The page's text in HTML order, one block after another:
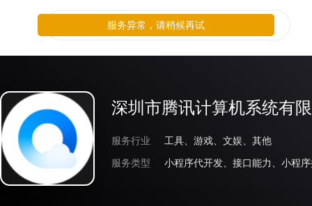
深圳市腾讯计算机系统有
服务行业
工具、游戏、文娱、其他
服务类型
服务异常，请稍候再试